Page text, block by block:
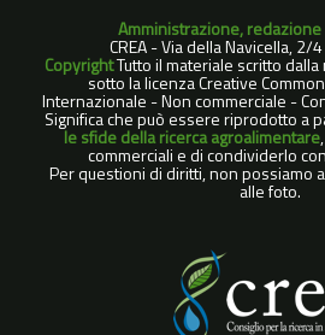
Amministrazione,
CREA - Via della Navicella, 2/
CopyrightTutto il materiale scritto
sotto la licenza Creative
Internazionale - Non commerciale -
Significa che può essere riprodotto a
le sfide della ricerca agroalimentare
commerciali e di condividerlo
Per questioni di diritti, non possiamo
alle foto.